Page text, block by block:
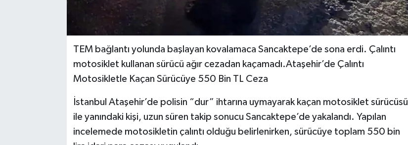
TEM bağlantı yolunda başlayan kovalamaca Sancaktepe’de sona erdi. Çalıntı
motosiklet kullanan sürücü ağır cezadan kaçamadı.Ataşehir’de Çalıntı
Motosikletle Kaçan Sürücüye 550 Bin TL Ceza
İstanbul Ataşehir’de polisin “dur” ihtarına uymayarak kaçan motosiklet sürücüsü
ile yanındaki kişi, uzun süren takip sonucu Sancaktepe’de yakalandı. Yapılan
incelemede motosikletin çalıntı olduğu belirlenirken, sürücüye toplam 550 bin